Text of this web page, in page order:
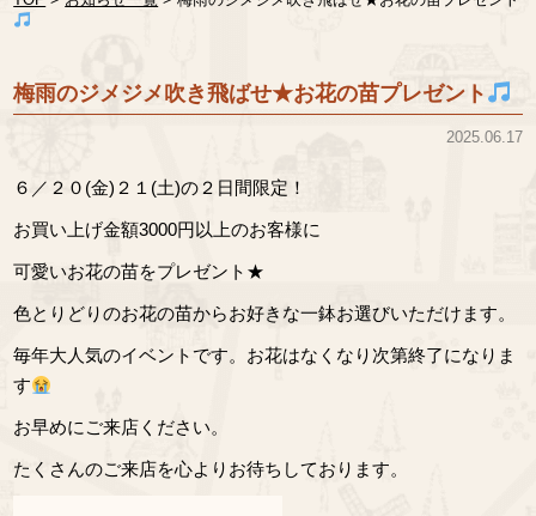
梅雨のジメジメ吹き飛ばせ★お花の苗プレゼント
2025.06.17
６／２０(金)２１(土)の２日間限定！
お買い上げ金額3000円以上のお客様に
可愛いお花の苗をプレゼント★
色とりどりのお花の苗からお好きな一鉢お選びいただけます。
毎年大人気のイベントです。お花はなくなり次第終了になりま
す
お早めにご来店ください。
たくさんのご来店を心よりお待ちしております。